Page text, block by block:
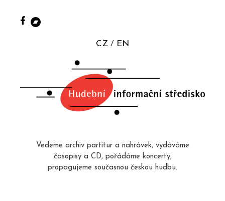
CZ EN
Vedeme archiv partitur a nahrávek, vydáváme
časopisy a CD, pořádáme koncerty,
propagujeme současnou českou hudbu.